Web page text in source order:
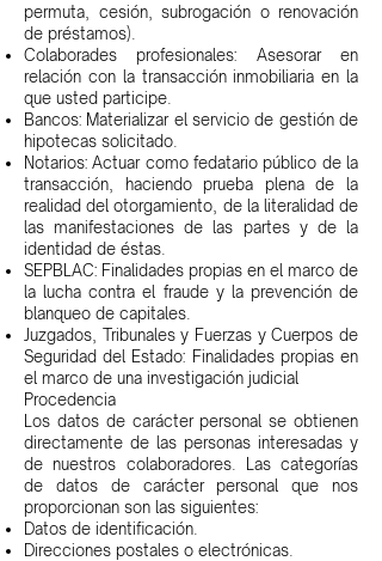
permuta, cesión, subrogación o renovación
de préstamos).
Colaborades profesionales: Asesorar en
relación con la transacción inmobiliaria en la
que usted participe.
Bancos: Materializar el servicio de gestión de
hipotecas solicitado.
Notarios: Actuar como fedatario público de la
transacción, haciendo prueba plena de la
realidad del otorgamiento, de la literalidad de
las manifestaciones de las partes y de la
identidad de éstas.
SEPBLAC: Finalidades propias en el marco de
la lucha contra el fraude y la prevención de
blanqueo de capitales.
Juzgados, Tribunales y Fuerzas y Cuerpos de
Seguridad del Estado: Finalidades propias en
el marco de una investigación judicial
Procedencia
Los datos de carácter personal se obtienen
directamente de las personas interesadas y
de nuestros colaboradores. Las categorías
de datos de carácter personal que nos
proporcionan son las siguientes:
Datos de identificación.
Direcciones postales o electrónicas.